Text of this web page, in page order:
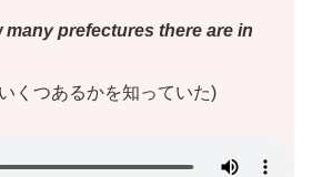
many prefectures there are in
くつあるかを知っていた)